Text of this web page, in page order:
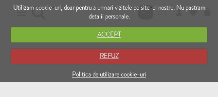
Utilizam cookie-uri, doar pentru a urmari vizitele pe site-ul nostru. Nu pastram
detalii personale.
ACCEPT
REFUZ
Politica de utilizare cookie-uri
RO EN